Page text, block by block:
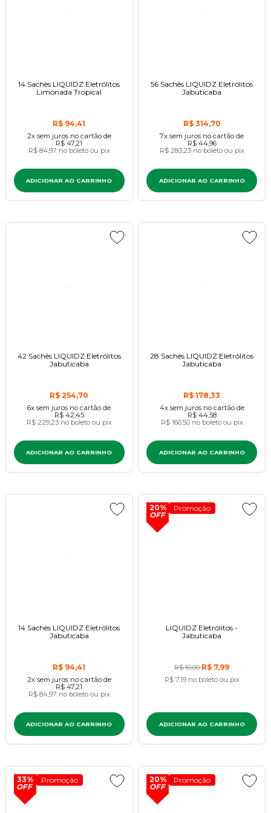
14 Sachês LIQUIDZ Eletrólitos
Limonada Tropical
R$ 94,41
2x sem juros no cartãode
R$ 47,21
R$ 84,97 no boleto ou pix
ADICIONAR AO CARRINHO
56 Sachês LIQUIDZ Eletrólitos
Jabuticaba
R$ 314,70
7x sem juros no cartão de
R$ 44,96
R$ 283,23 no boleto ou pix
ADICIONAR AO CARRINHO
42 Sachês LIQUIDZ Eletrólitos
Jabuticaba
R$ 254,70
6x sem juros no cartão de
R$ 42,45
R$ 229,23 no boleto ou pix
ADICIONAR AO CARRINHO
28 Sachês LIQUIDZ Eletrólitos
Jabuticaba
R$ 178,33
4x sem juros no cartãode
R$ 44,58
R$ 160,50 no boleto ou pix
ADICIONAR AO CARRINHO
14 Sachês LIQUIDZ Eletrólitos
Jabuticaba
R$ 94,41
2x sem juros no cartãode
R$ 47,21
R$ 84,97 no boleto ou pix
ADICIONAR AO CARRINHO
20%
OFF
Promoção
LIQUIDZ Eletrólitos -
Jabuticaba
R$ 10,00R$ 7,99
R$ 7,19 no boleto ou pix
ADICIONAR AO CARRINHO
33%
OFF
Promoção
20%
OFF
Promoção